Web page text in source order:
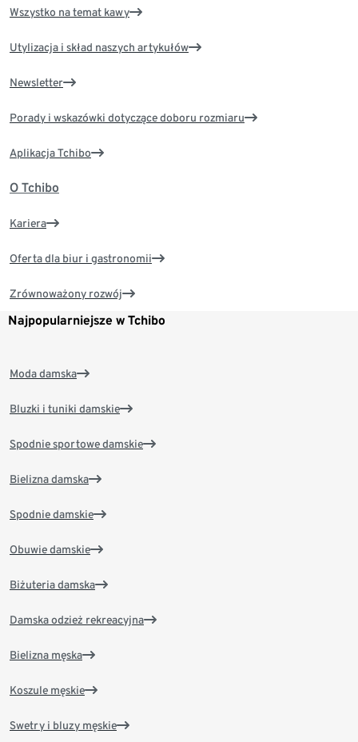
Wszystko na temat kawy
Utylizacja i skład naszych artykułów
Newsletter
Porady i wskazówki dotyczące doboru rozmiaru
Aplikacja Tchibo
O Tchibo
Kariera
Oferta dla biur i gastronomii
Zrównoważony rozwój
Najpopularniejsze w Tchibo
Moda damska
Bluzki i tuniki damskie
Spodnie sportowe damskie
Bielizna damska
Spodnie damskie
Obuwie damskie
Biżuteria damska
Damska odzież rekreacyjna
Bielizna męska
Koszule męskie
Swetry i bluzy męskie